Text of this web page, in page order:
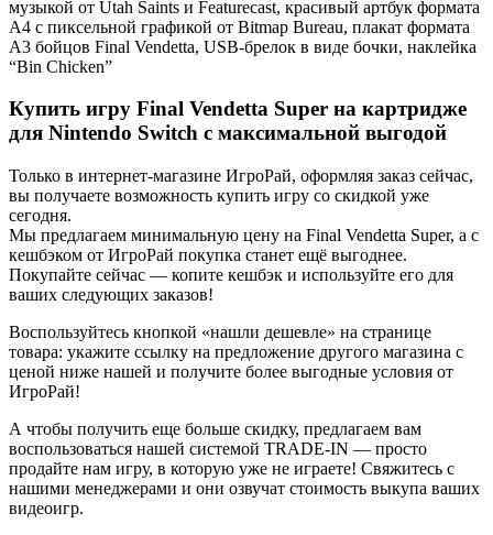
музыкой от Utah Saints и Featurecast, красивый артбук формата
А4 с пиксельной графикой от Bitmap Bureau, плакат формата
А3 бойцов Final Vendetta, USB-брелок в виде бочки, наклейка
“Bin Chicken”
Купить игру Final Vendetta Super на картридже
для Nintendo Switch с максимальной выгодой
Только в интернет-магазине ИгроРай, оформляя заказ сейчас,
вы получаете возможность купить игру со скидкой уже
сегодня.
Мы предлагаем минимальную цену на Final Vendetta Super, а с
кешбэком от ИгроРай покупка станет ещё выгоднее.
Покупайте сейчас — копите кешбэк и используйте его для
ваших следующих заказов!
Воспользуйтесь кнопкой «нашли дешевле» на странице
товара: укажите ссылку на предложение другого магазина с
ценой ниже нашей и получите более выгодные условия от
ИгроРай!
А чтобы получить еще больше скидку, предлагаем вам
воспользоваться нашей системой TRADE-IN — просто
продайте нам игру, в которую уже не играете! Свяжитесь с
нашими менеджерами и они озвучат стоимость выкупа ваших
видеоигр.